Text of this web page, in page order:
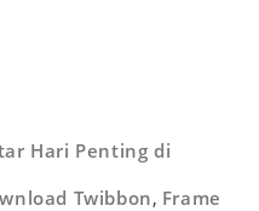
Hari Penting di
Twibbon, Frame